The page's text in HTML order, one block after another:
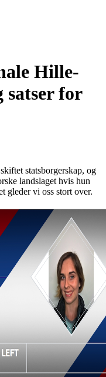
Hille-
for
statsborgerskap, og
landslaget hvis hun
gleder vi oss stort over.